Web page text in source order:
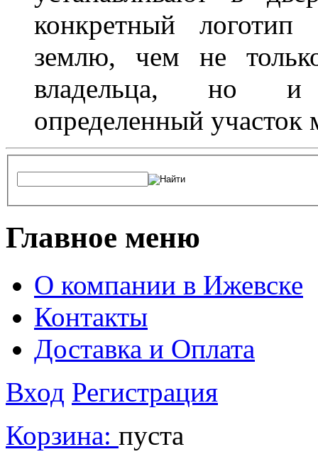
конкретный логотип
землю, чем не
владельца, но и
определенный участок
Главное меню
О компании в Ижевске
Контакты
Доставка и Оплата
Вход Регистрация
Корзина: пуста